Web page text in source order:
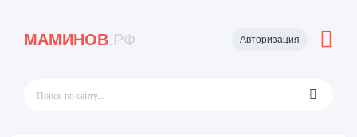
МАМИНОВ.РФ Авторизация